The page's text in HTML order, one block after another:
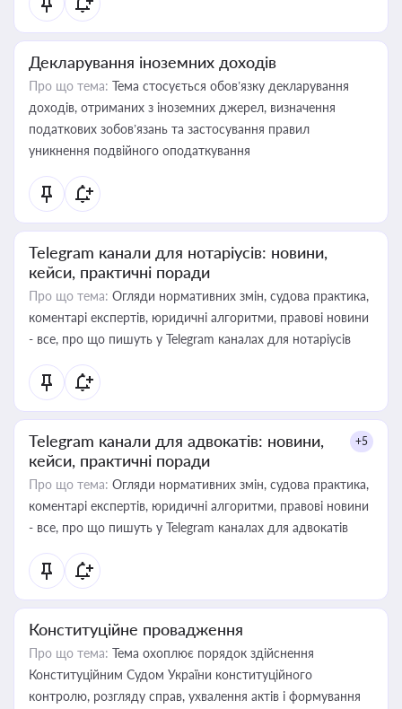
Декларування іноземних доходів
Про що тема: Тема стосується обов’язку декларування
доходів, отриманих з іноземних джерел, визначення
податкових зобов’язань та застосування правил
уникнення подвійного оподаткування
Telegram канали для нотаріусів: новини,
кейси, практичні поради
Про що тема: Огляди нормативних змін, судова практика,
коментарі експертів, юридичні алгоритми, правові новини
- все, про що пишуть у Telegram каналах для нотаріусів
Telegram канали для адвокатів: новини,
кейси, практичні поради
+5
Про що тема: Огляди нормативних змін, судова практика,
коментарі експертів, юридичні алгоритми, правові новини
- все, про що пишуть у Telegram каналах для адвокатів
Конституційне провадження
Про що тема: Тема охоплює порядок здійснення
Конституційним Судом України конституційного
контролю, розгляду справ, ухвалення актів і формування